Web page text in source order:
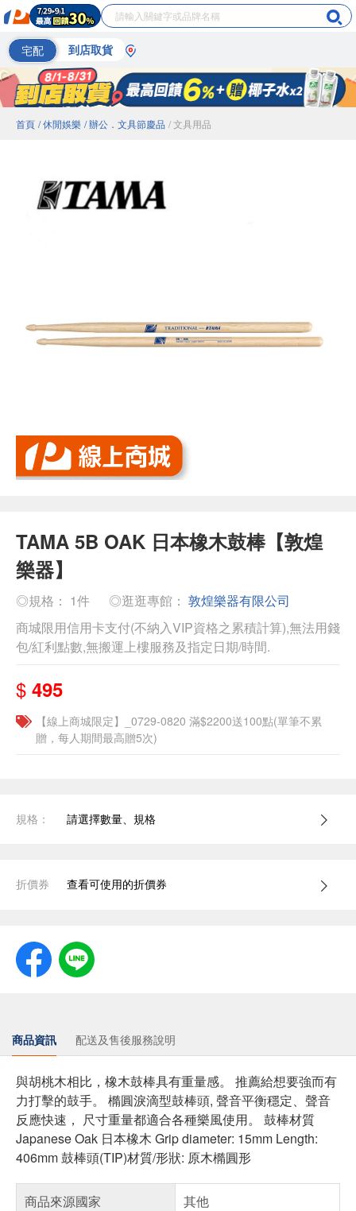
宅配 到店取貨
首頁 / 休閒娛樂 / 辦公．文具節慶品 / 文具用品
TAMA 5B OAK 日本橡木鼓棒【敦煌
樂器】
◎規格： 1件 ◎逛逛專館： 敦煌樂器有限公司
商城限用信用卡支付(不納入VIP資格之累積計算),無法用錢
包/紅利點數,無搬運上樓服務及指定日期/時間.
$ 495
【線上商城限定】_0729-0820 滿$2200送100點(單筆不累
贈，每人期間最高贈5次)
規格： 請選擇數量、規格
折價券 查看可使用的折價券
商品資訊 配送及售後服務說明
與胡桃木相比，橡木鼓棒具有重量感。 推薦給想要強而有
力打擊的鼓手。 橢圓淚滴型鼓棒頭, 聲音平衡穩定、聲音
反應快速， 尺寸重量都適合各種樂風使用。 鼓棒材質
Japanese Oak 日本橡木 Grip diameter: 15mm Length:
406mm 鼓棒頭(TIP)材質/形狀: 原木橢圓形
商品來源國家
其他